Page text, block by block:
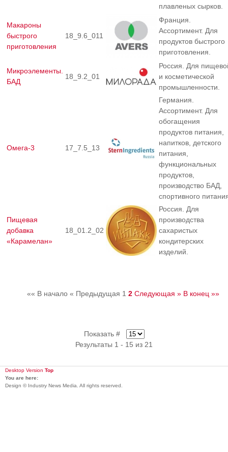
плавленых сырков.
Макароны
быстрого
приготовления
18_9.6_011
Франция.
Ассортимент. Для
продуктов быстрого
приготовления.
Микроэлементы.
БАД
18_9.2_01
Россия. Для
и косметической
промышленности.
Омега-3 17_7.5_13
Германия.
Ассортимент. Для
обогащения
продуктов питания,
напитков, детского
питания,
функциональных
продуктов,
производство БАД,
спортивного
Пищевая
добавка
«Карамелан»
18_01.2_02
Россия. Для
производства
сахаристых
кондитерских
изделий.
«« В начало « Предыдущая 1 2 Следующая » В конец »»
Показать #
Результаты 1 - 15 из 21
Desktop Version Top
You are here:
Design © Industry News Media. All rights reserved.